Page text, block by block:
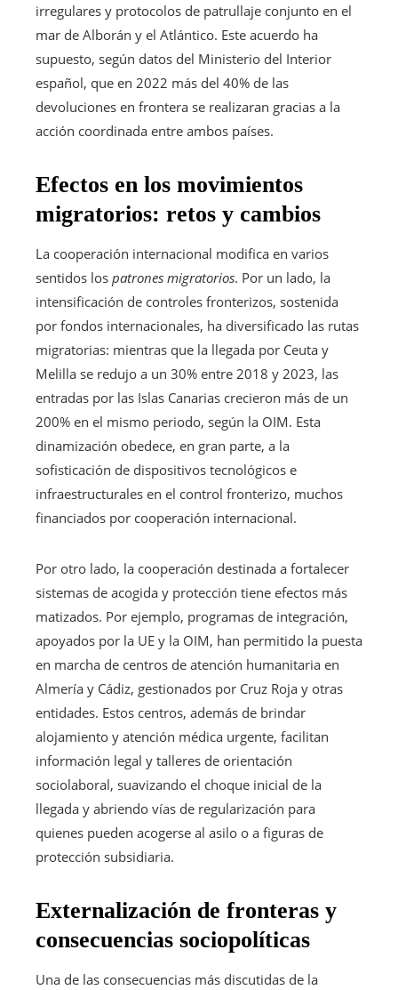
irregulares y protocolos de patrullaje conjunto en el
mar de Alborán y el Atlántico. Este acuerdo ha
supuesto, según datos del Ministerio del Interior
español, que en 2022 más del 40% de las
devoluciones en frontera se realizaran gracias a la
acción coordinada entre ambos países.
Efectos en los movimientos
migratorios: retos y cambios
La cooperación internacional modifica en varios
sentidos los patrones migratorios. Por un lado, la
intensificación de controles fronterizos, sostenida
por fondos internacionales, ha diversificado las rutas
migratorias: mientras que la llegada por Ceuta y
Melilla se redujo a un 30% entre 2018 y 2023, las
entradas por las Islas Canarias crecieron más de un
200% en el mismo periodo, según la OIM. Esta
dinamización obedece, en gran parte, a la
sofisticación de dispositivos tecnológicos e
infraestructurales en el control fronterizo, muchos
financiados por cooperación internacional.
Por otro lado, la cooperación destinada a fortalecer
sistemas de acogida y protección tiene efectos más
matizados. Por ejemplo, programas de integración,
apoyados por la UE y la OIM, han permitido la puesta
en marcha de centros de atención humanitaria en
Almería y Cádiz, gestionados por Cruz Roja y otras
entidades. Estos centros, además de brindar
alojamiento y atención médica urgente, facilitan
información legal y talleres de orientación
sociolaboral, suavizando el choque inicial de la
llegada y abriendo vías de regularización para
quienes pueden acogerse al asilo o a figuras de
protección subsidiaria.
Externalización de fronteras y
consecuencias sociopolíticas
Una de las consecuencias más discutidas de la